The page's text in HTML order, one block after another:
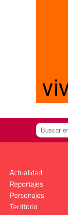
Actualidad
Reportajes
Personajes
Territorio